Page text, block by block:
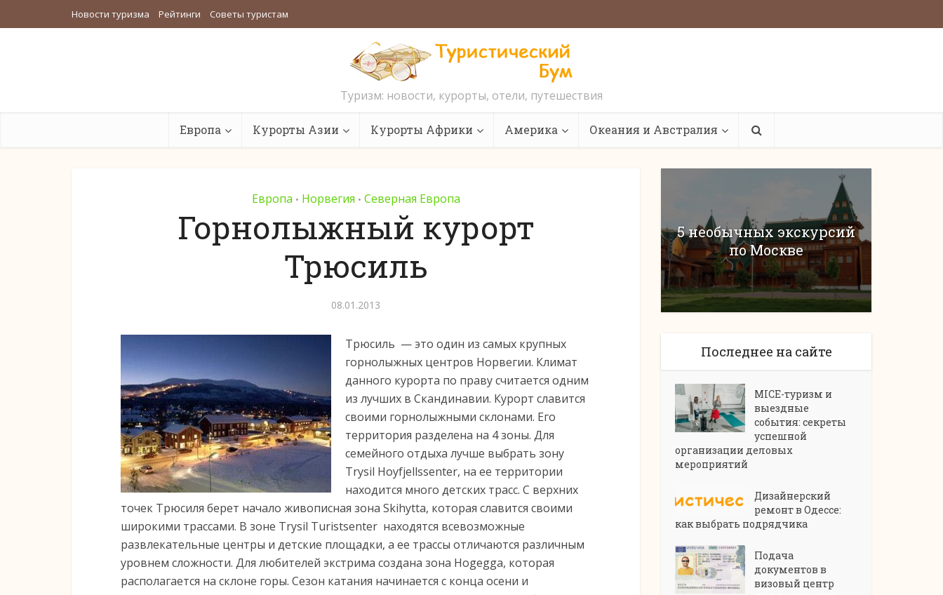
Новости туризма Рейтинги Советы туристам
Туризм: новости, курорты, отели, путешествия
Европа Курорты Азии Курорты Африки Америка Океания и Австралия
Европа • Норвегия • Северная Европа
Горнолыжный курорт
Трюсиль
08.01.2013
Трюсиль — это один из самых крупных
горнолыжных центров Норвегии. Климат
данного курорта по праву считается одним
из лучших в Скандинавии. Курорт славится
своими горнолыжными склонами. Его
территория разделена на 4 зоны. Для
семейного отдыха лучше выбрать зону
Trysil Hoyfjellssenter, на ее территории
находится много детских трасс. С верхних
точек Трюсиля берет начало живописная зона Skihytta, которая славится своими
широкими трассами. В зоне Trysil Turistsenter находятся всевозможные
развлекательные центры и детские площадки, а ее трассы отличаются различным
уровнем сложности. Для любителей экстрима создана зона Hogegga, которая
располагается на склоне горы. Сезон катания начинается с конца осени и
5 необычных экскурсий
по Москве
Последнее на сайте
MICE-туризм и
выездные
события: секреты
успешной
организации деловых
мероприятий
Дизайнерский
ремонт в Одессе:
как выбрать подрядчика
Подача
документов в
визовый центр